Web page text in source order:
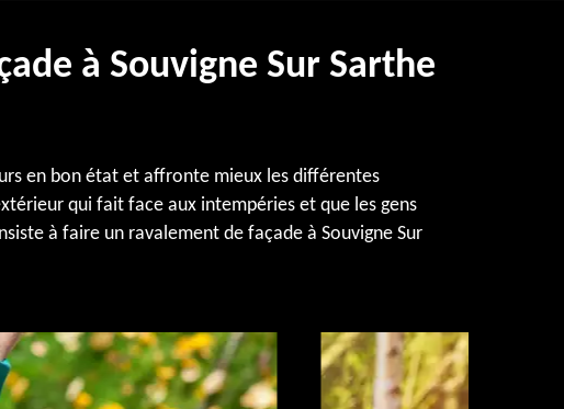
à Souvigne Sur Sarthe
en bon état et affronte mieux les différentes
qui fait face aux intempéries et que les gens
à faire un ravalement de façade à Souvigne Sur